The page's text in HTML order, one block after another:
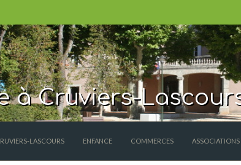
à Cruviers-
LASCOURS ENFANCE COMMERCES ASSOCIATIONS